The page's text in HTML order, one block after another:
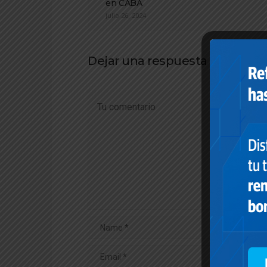
en CABA
julio 26, 2024
Dejar una respuesta